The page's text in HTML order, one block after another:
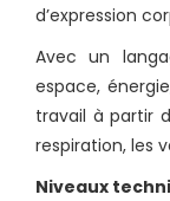
d’expression
Avec un
espace,
travail à partir
respiration, les
Niveaux